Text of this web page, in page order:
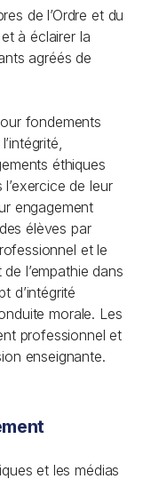
de l’Ordre et du
à éclairer la
agréés de
fondements
éthiques
de leur
engagement
élèves par
et le
l’empathie dans
d’intégrité
morale. Les
professionnel et
enseignante.
et les médias